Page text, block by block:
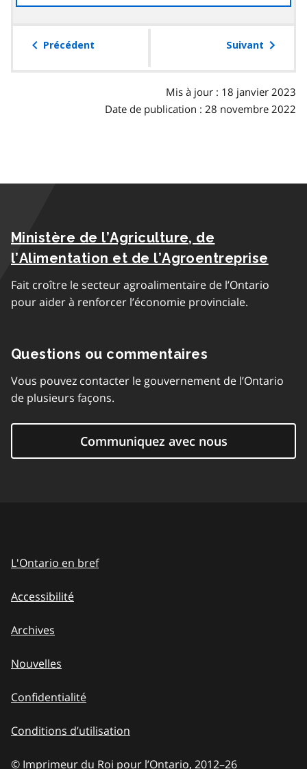
à
table
Précédent Suivant
Mis à jour : 18 janvier 2023
Date de publication : 28 novembre 2022
Ministère de l’Agriculture, de
l’Alimentation et de l’Agroentreprise
Fait croître le secteur agroalimentaire de l’Ontario
pour aider à renforcer l’économie provinciale.
Questions ou commentaires
Vous pouvez contacter le gouvernement de l’Ontario
de plusieurs façons.
Communiquez avec nous
L'Ontario en bref
Accessibilité
Archives
Nouvelles
Confidentialité
Conditions d’utilisation
© Imprimeur du Roi pour l’Ontario, 2012–to
26